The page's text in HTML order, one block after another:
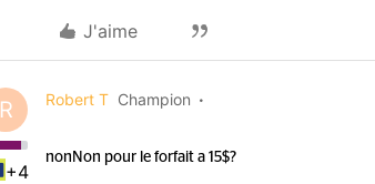
J'aime
R
+4
Robert T Champion
non Non pour le forfait a 15$?